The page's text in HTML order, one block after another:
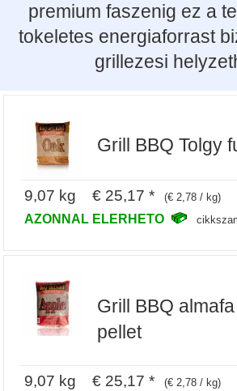
premium faszenig ez a
tokeletes energiaforrast
grillezesi
Grill BBQ Tolgy
9,07 kg € 25,17 * (€ 2,78 / kg)
AZONNAL ELERHETO
Grill BBQ
pellet
9,07 kg € 25,17 * (€ 2,78 / kg)